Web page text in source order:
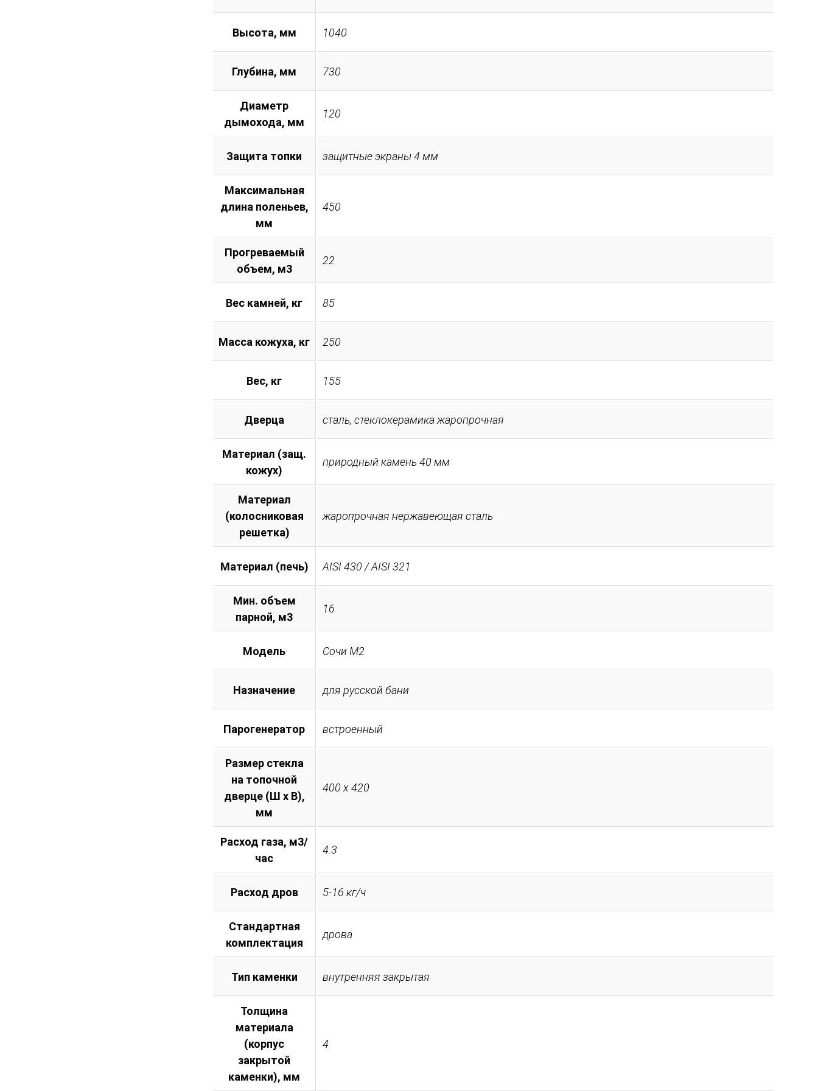
Высота, мм 1040
Глубина, мм 730
Диаметр
дымохода, мм
120
Защита топки защитные экраны 4 мм
Максимальная
длина поленьев,
мм
450
Прогреваемый
объем, м3
22
Вес камней, кг 85
Масса кожуха, кг 250
Вес, кг 155
Дверца сталь, стеклокерамика жаропрочная
Материал (защ.
кожух)
природный камень 40 мм
Материал
(колосниковая
решетка)
жаропрочная нержавеющая сталь
Материал (печь) AISI 430 / AISI 321
Мин. объем
парной, м3
16
Модель Сочи М2
Назначение для русской бани
Парогенератор встроенный
Размер стекла
на топочной
дверце (Ш х В),
мм
400 х 420
Расход газа, м3/
час
4.3
Расход дров 5-16 кг/ч
Стандартная
комплектация
дрова
Тип каменки внутренняя закрытая
Толщина
материала
(корпус
закрытой
каменки), мм
4